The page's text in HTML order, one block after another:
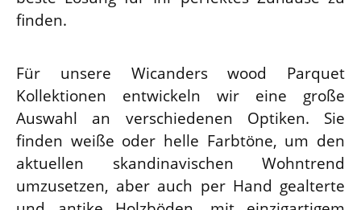
finden.
Für unsere Wicanders wood Parquet
Kollektionen entwickeln wir eine große
Auswahl an verschiedenen Optiken. Sie
finden weiße oder helle Farbtöne, um den
aktuellen skandinavischen Wohntrend
umzusetzen, aber auch per Hand gealterte